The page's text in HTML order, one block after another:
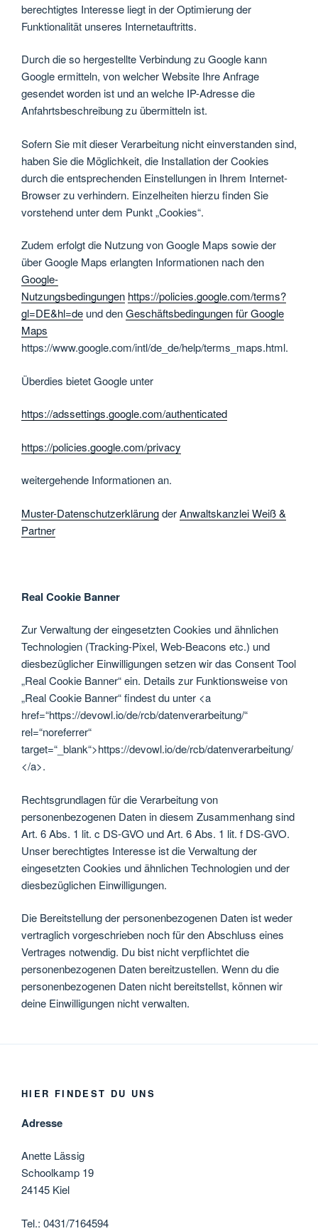
berechtigtes Interesse liegt in der Optimierung der
Funktionalität unseres Internetauftritts.
Durch die so hergestellte Verbindung zu Google kann
Google ermitteln, von welcher Website Ihre Anfrage
gesendet worden ist und an welche IP-Adresse die
Anfahrtsbeschreibung zu übermitteln ist.
Sofern Sie mit dieser Verarbeitung nicht einverstanden sind,
haben Sie die Möglichkeit, die Installation der Cookies
durch die entsprechenden Einstellungen in Ihrem Internet-
Browser zu verhindern. Einzelheiten hierzu finden Sie
vorstehend unter dem Punkt „Cookies“.
Zudem erfolgt die Nutzung von Google Maps sowie der
über Google Maps erlangten Informationen nach den
Google-
Nutzungsbedingungen https://policies.google.com/terms?
gl=DE&hl=de und denGeschäftsbedingungen für Google
Maps
https://www.google.com/intl/de_de/help/terms_maps.html.
Überdies bietet Google unter
https://adssettings.google.com/authenticated
https://policies.google.com/privacy
weitergehende Informationen an.
Muster-DatenschutzerklärungderAnwaltskanzlei Weiß &
Partner
Real Cookie Banner
Zur Verwaltung der eingesetzten Cookies und ähnlichen
Technologien (Tracking-Pixel, Web-Beacons etc.) und
diesbezüglicher Einwilligungen setzen wir das Consent Tool
„Real Cookie Banner“ ein. Details zur Funktionsweise von
„Real Cookie Banner“ findest du unter <a
href=“https://devowl.io/de/rcb/datenverarbeitung/“
rel=“noreferrer“
target=“_blank“>https://devowl.io/de/rcb/datenverarbeitung/
</a>.
Rechtsgrundlagen für die Verarbeitung von
personenbezogenen Daten in diesem Zusammenhang sind
Art. 6 Abs. 1 lit. c DS-GVO und Art. 6 Abs. 1 lit. f DS-GVO.
Unser berechtigtes Interesse ist die Verwaltung der
eingesetzten Cookies und ähnlichen Technologien und der
diesbezüglichen Einwilligungen.
Die Bereitstellung der personenbezogenen Daten ist weder
vertraglich vorgeschrieben noch für den Abschluss eines
Vertrages notwendig. Du bist nicht verpflichtet die
personenbezogenen Daten bereitzustellen. Wenn du die
personenbezogenen Daten nicht bereitstellst, können wir
deine Einwilligungen nicht verwalten.
HIER FINDEST DU UNS
Adresse
Anette Lässig
Schoolkamp 19
24145 Kiel
Tel.: 0431/7164594